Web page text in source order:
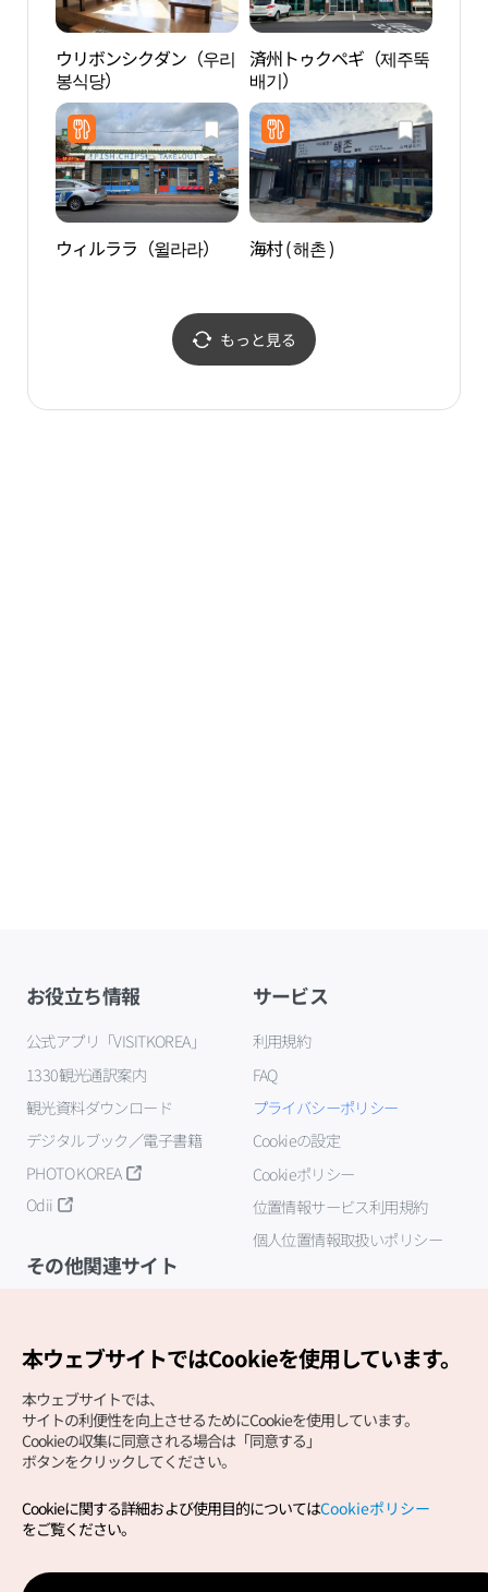
ウリボンシクダン（우리
봉식당）
済州トゥクペギ（제주뚝
배기）
ウィルララ（윌라라） 海村 ( 해촌 )
もっと見る
お役立ち情報
公式アプリ「VISITKOREA」
1330観光通訳案内
観光資料ダウンロード
デジタルブック／電子書籍
PHOTO KOREA
Odii
サービス
利用規約
FAQ
プライバシーポリシー
Cookieの設定
Cookieポリシー
位置情報サービス利用規約
個人位置情報取扱いポリシー
その他関連サイト
Copyright (c) Korea Tourism Organization All Rights
サイトエラー報告公式メール
本ウェブサイトではCookieを使用しています。
本ウェブサイトでは、
サイトの利便性を向上させるためにCookieを使用しています。
Cookieの収集に同意される場合は「同意する」
ボタンをクリックしてください。
Cookieに関する詳細および使用目的についてはCookieポリシー
をご覧ください。